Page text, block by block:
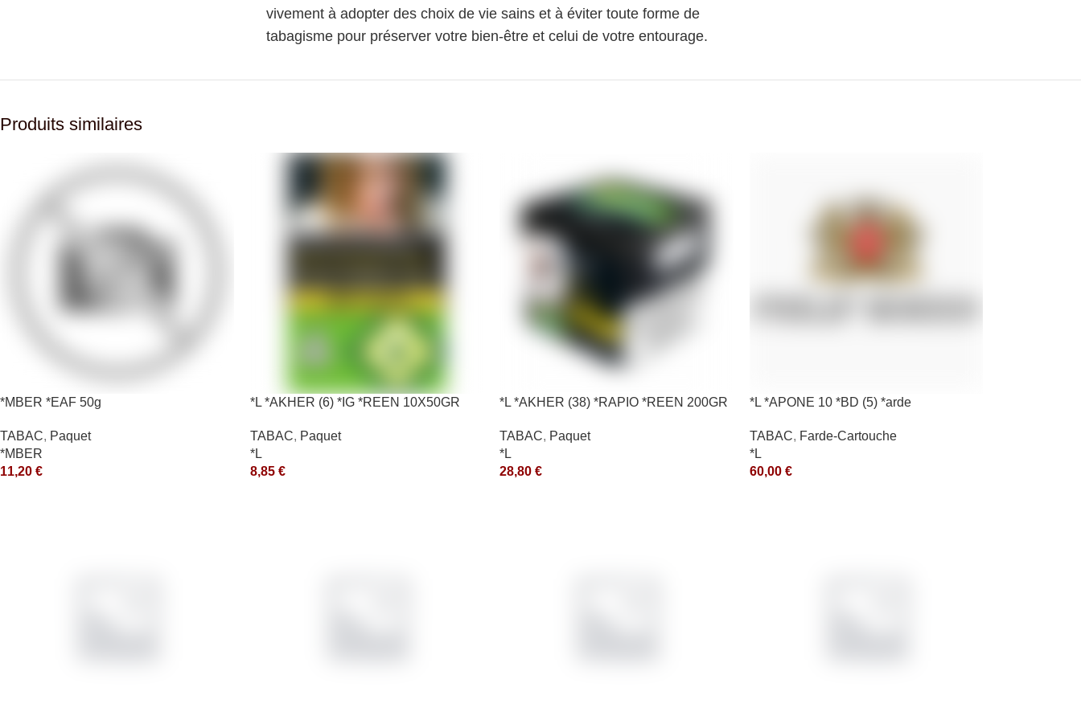
vivement à adopter des choix de vie sains et à éviter toute forme de
tabagisme pour préserver votre bien-être et celui de votre entourage.
Produits similaires
*MBER *EAF 50g
TABAC, Paquet
*MBER
11,20 €
*L *AKHER (6) *IG *REEN 10X50GR
TABAC, Paquet
*L
8,85 €
*L *AKHER (38) *RAPIO *REEN 200GR
TABAC, Paquet
*L
28,80 €
*L *APONE 10 *BD (5) *arde
TABAC, Farde-Cartouche
*L
60,00 €